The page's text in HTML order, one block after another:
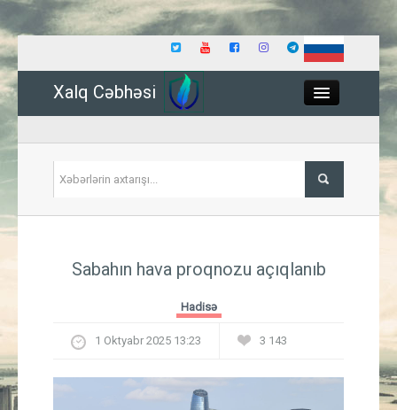
Xalq Cəbhəsi
İqtisadiyyat
Sabahın hava proqnozu açıqlanıb
Hadisə
1 Oktyabr 2025 13:23 3 143